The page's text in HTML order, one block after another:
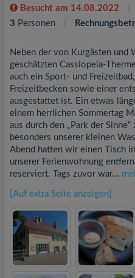
Besucht am 14.08.2022
3 Personen
Neben der von Kurgästen und
geschätzten Cassiopeia-
auch ein Sport- und
Freizeitbecken sowie einer
ausgestattet ist. Ein etwas
einem herrlichen Sommertag
aus durch den „Park der Sinne“
besonders unserer kleinen
Abend hatten wir einen Tisch
unserer Ferienwohnung
reserviert. Tags zuvor war...
[Auf extra Seite anzeigen]